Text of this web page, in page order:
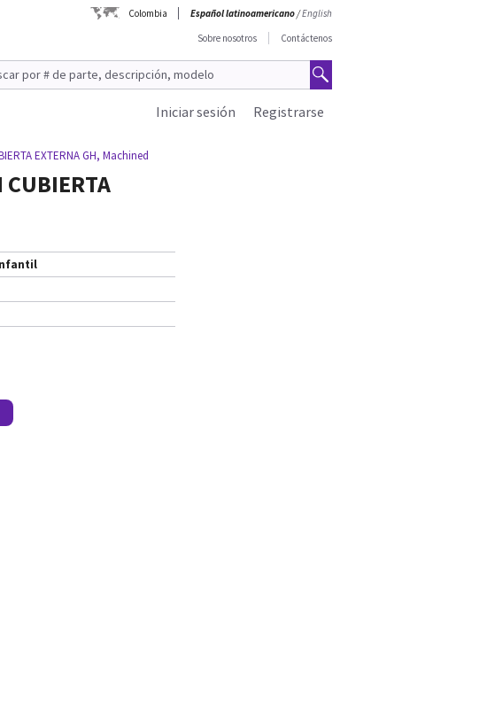
Colombia Español latinoamericano/English
Sobre nosotros
Contáctenos
Registrarse
Iniciar sesión
EXTERNA GH, Machined
CUBIERTA